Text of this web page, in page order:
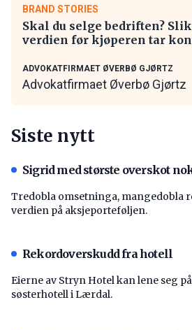
BRAND STORIES
Skal du selge bedriften?
verdien før kjøperen tar
ADVOKATFIRMAET ØVERBØ GJØRTZ
Advokatfirmaet Øverbø Gjørtz
Siste nytt
Sigrid med største overskot
Tredobla omsetninga, mangedobla
verdien på aksjeporteføljen.
Rekordoverskudd fra hotell
Eierne av Stryn Hotel kan lene seg
søsterhotell i Lærdal.